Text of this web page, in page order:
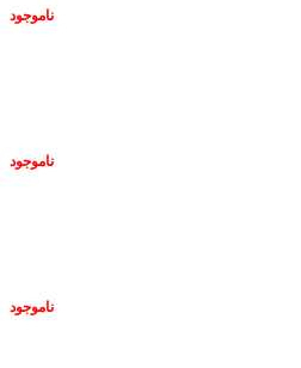
ناموجود
ناموجود
ناموجود